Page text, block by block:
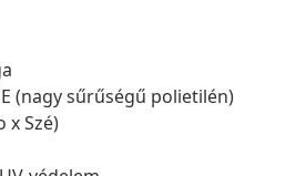
(nagy sűrűségű polietilén)
x Szé)